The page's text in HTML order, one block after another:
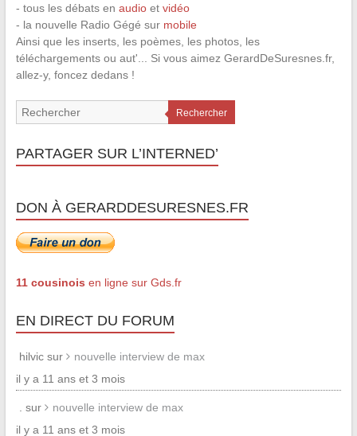
- tous les débats en audioet vidéo
- la nouvelle Radio Gégé sur mobile
Ainsi que les inserts, les poèmes, les photos, les
téléchargements ou aut'... Si vous aimez GerardDeSuresnes.fr,
allez-y, foncez dedans !
Rechercher
PARTAGER SUR L’INTERNED’
DON À GERARDDESURESNES.FR
11 cousinois en ligne sur Gds.fr
EN DIRECT DU FORUM
hilvic sur
nouvelle interview de max
il y a 11 ans et 3 mois
. sur
nouvelle interview de max
il y a 11 ans et 3 mois